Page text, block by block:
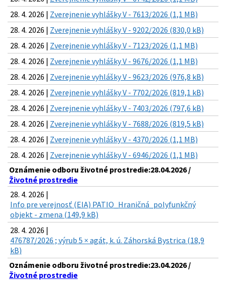
28. 4. 2026 | Zverejnenie vyhlášky V - 7613/2026 (1,1 MB)
28. 4. 2026 | Zverejnenie vyhlášky V - 9202/2026 (830,0 kB)
28. 4. 2026 | Zverejnenie vyhlášky V - 7123/2026 (1,1 MB)
28. 4. 2026 | Zverejnenie vyhlášky V - 9676/2026 (1,1 MB)
28. 4. 2026 | Zverejnenie vyhlášky V - 9623/2026 (976,8 kB)
28. 4. 2026 | Zverejnenie vyhlášky V - 7702/2026 (819,1 kB)
28. 4. 2026 | Zverejnenie vyhlášky V - 7403/2026 (797,6 kB)
28. 4. 2026 | Zverejnenie vyhlášky V - 7688/2026 (819,5 kB)
28. 4. 2026 | Zverejnenie vyhlášky V - 4370/2026 (1,1 MB)
28. 4. 2026 | Zverejnenie vyhlášky V - 6946/2026 (1,1 MB)
Oznámenie odboru životné prostredie:28.04.2026 /
Životné prostredie
28. 4. 2026 |
Info pre verejnosť (EIA) PATIO_Hraničná_polyfunkčný
objekt - zmena (149,9 kB)
28. 4. 2026 |
476787/2026 ; výrub 5 × agát, k. ú. Záhorská Bystrica (18,9
kB)
Oznámenie odboru životné prostredie:23.04.2026 /
Životné prostredie